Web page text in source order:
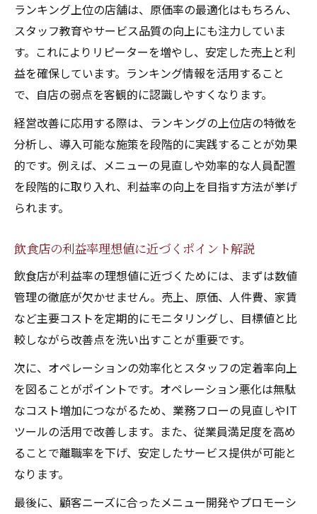
ランキング上位の店舗は、原価率の最適化はもちろん、
スタッフ教育やサービス品質の向上にも注力していま
す。これによりリピーターを増やし、安定した売上と利
益を確保しています。ランキング情報を活用すること
で、自店の弱点を客観的に認識しやすくなります。
経営改善に応用する際は、ランキングの上位店の特徴を
分析し、導入可能な施策を段階的に実践することが効果
的です。例えば、メニューの見直しや効率的な人員配置
を段階的に取り入れ、利益率の向上を目指す方法が挙げ
られます。
飲食店の利益率理想値に近づくポイント解説
飲食店が利益率の理想値に近づくためには、まずは数値
管理の徹底が欠かせません。売上、原価、人件費、家賃
など主要コストを定期的にモニタリングし、目標値と比
較しながら改善点を洗い出すことが重要です。
次に、オペレーションの効率化とスタッフの定着率向上
を図ることがポイントです。オペレーション悪化は無駄
なコスト増加につながるため、業務フローの見直しやIT
ツールの活用で改善します。また、従業員満足度を高め
ることで離職率を下げ、安定したサービス提供が可能と
なります。
最後に、顧客ニーズに合ったメニュー開発やプロモーシ